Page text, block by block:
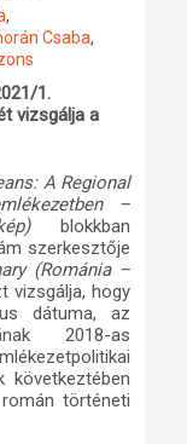
,
Csaba,
1.
vizsgálja a
A Regional
–
)blokkban
szerkesztője
(Románia –
vizsgálja, hogy
dátuma, az
2018-as
következtében
történeti